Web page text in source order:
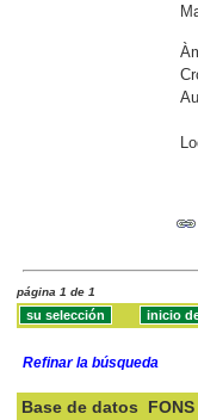
página 1 de 1
Refinar la búsqueda
Base de datos